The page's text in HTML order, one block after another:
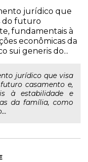
jurídico que
do futuro
fundamentais à
econômicas da
sui generis do...
jurídico que visa
casamento e,
à estabilidade e
da família, como